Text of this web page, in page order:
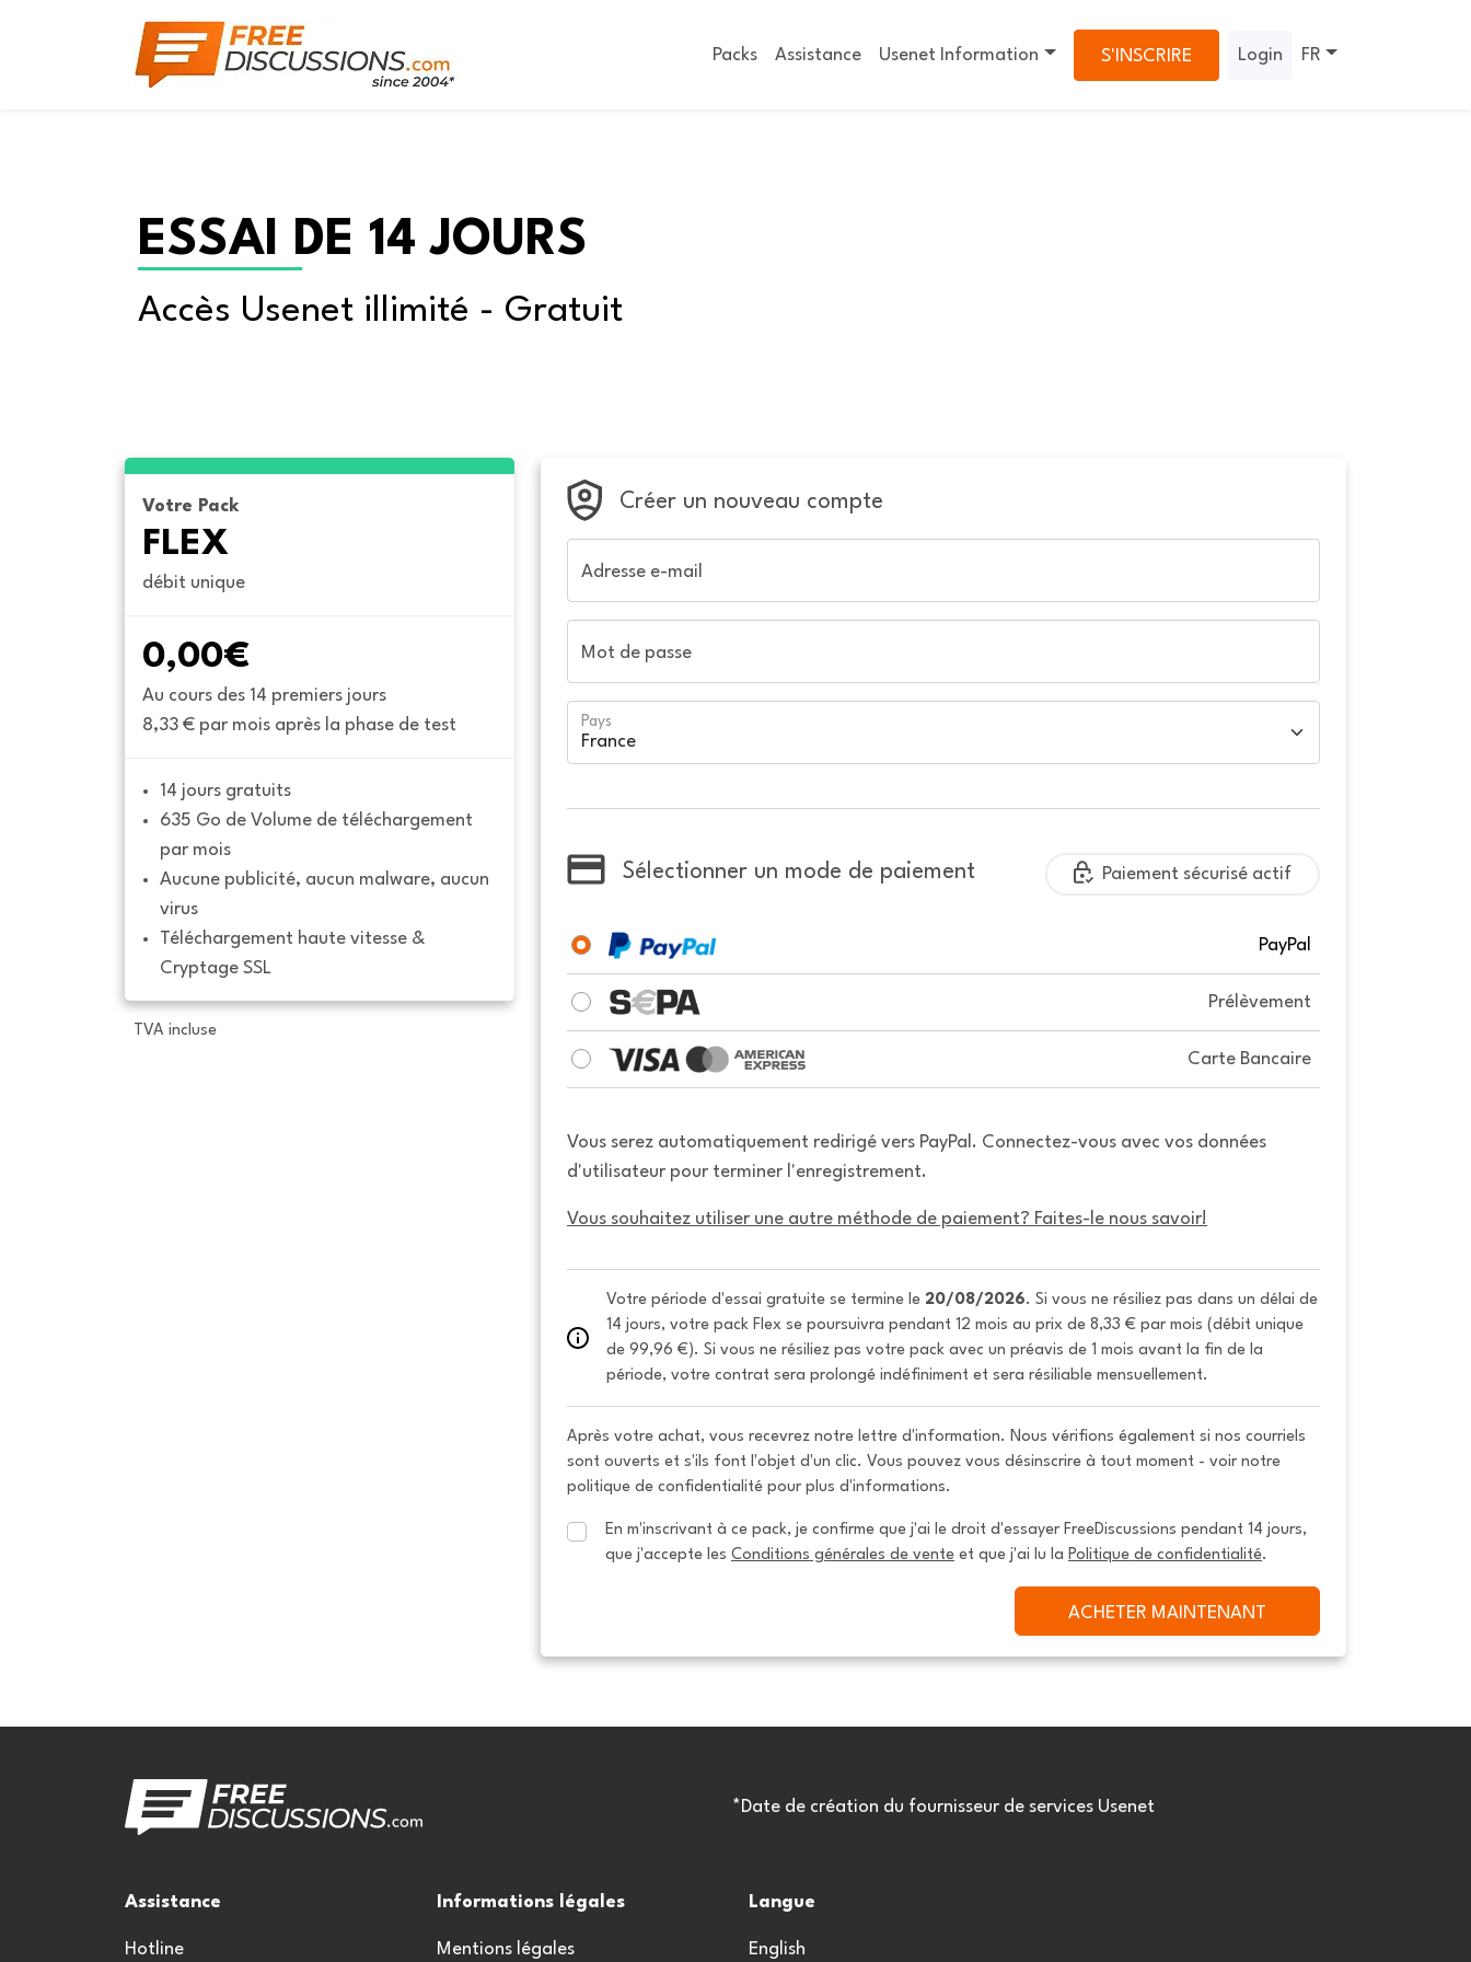
Packs Assistance Usenet Information S'INSCRIRE Login FR
ESSAI DE 14 JOURS
Accès Usenet illimité - Gratuit
Votre Pack
FLEX
débit unique
0,00€
Au cours des 14 premiers jours
8,33 € par mois après la phase de test
14 jours gratuits
635 Go de Volume de téléchargement
par mois
Aucune publicité, aucun malware, aucun
virus
Téléchargement haute vitesse &
Cryptage SSL
TVA incluse
Créer un nouveau compte
Adresse e-mail
Mot de passe
Pays
Sélectionner un mode de paiement Paiement sécurisé actif
PayPal
Prélèvement
Carte Bancaire
Vous serez automatiquement redirigé vers PayPal. Connectez-vous avec vos données
d'utilisateur pour terminer l'enregistrement.
Vous souhaitez utiliser une autre méthode de paiement? Faites-le nous savoir!
Votre période d'essai gratuite se termine le 20/08/2026. Si vous ne résiliez pas dans un délai de
14 jours, votre pack Flex se poursuivra pendant 12 mois au prix de 8,33 € par mois (débit unique
de 99,96 €). Si vous ne résiliez pas votre pack avec un préavis de 1 mois avant la fin de la
période, votre contrat sera prolongé indéfiniment et sera résiliable mensuellement.
Après votre achat, vous recevrez notre lettre d'information. Nous vérifions également si nos courriels
sont ouverts et s'ils font l'objet d'un clic. Vous pouvez vous désinscrire à tout moment - voir notre
politique de confidentialité pour plus d'informations.
En m'inscrivant à ce pack, je confirme que j'ai le droit d'essayer FreeDiscussions pendant 14 jours,
que j'accepte les Conditions générales de vente et que j'ai lu la Politique de confidentialité.
ACHETER MAINTENANT
*Date de création du fournisseur de services Usenet
Assistance
Hotline
Informations légales
Mentions légales
Langue
English